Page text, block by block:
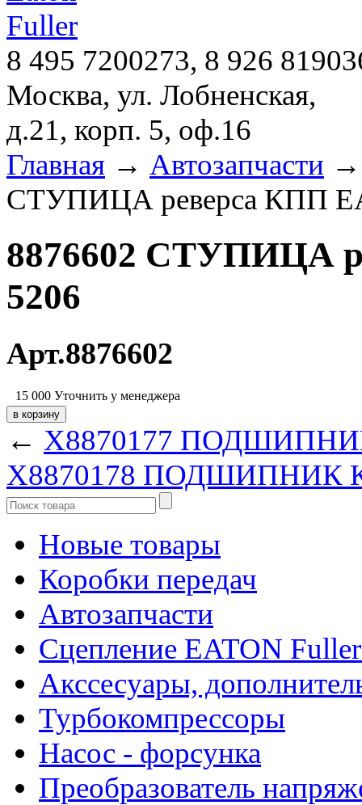
8 495 7200273, 8 926
Москва, ул. Лобненская,
д.21, корп. 5, оф.16
Главная → Автозапчасти
СТУПИЦА реверса КПП
8876602 СТУПИЦА
5206
Арт.8876602
15 000 Уточнить у менеджера
← X8870177
X8870178 ПОДШИПНИК
Новые товары
Коробки передач
Автозапчасти
Сцепление EATON
Акссесуары,
Турбокомпрессоры
Насос - форсунка
Преобразователь